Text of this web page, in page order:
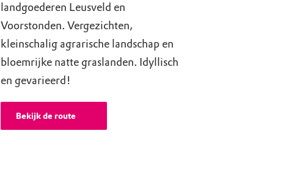
landgoederen Leusveld en
Voorstonden. Vergezichten,
kleinschalig agrarische landschap en
bloemrijke natte graslanden. Idyllisch
en gevarieerd!
Bekijk de route